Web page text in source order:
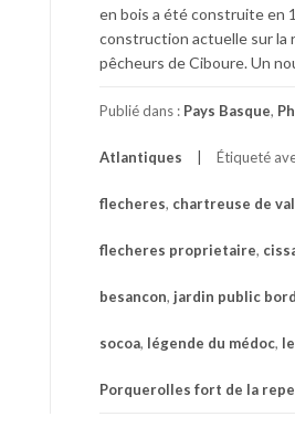
en bois a été construite en
construction actuelle sur la
pêcheurs de Ciboure. Un
Publié dans : Pays Basque,
Atlantiques Étiqueté
flecheres, chartreuse de
flecheres proprietaire,
besancon, jardin public
socoa, légende du médoc,
Porquerolles fort de la